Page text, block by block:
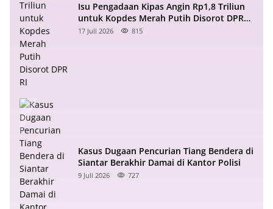
Isu Pengadaan Kipas Angin Rp1,8 Triliun
untuk Kopdes Merah Putih Disorot DPR
RI
17 Juli 2026 815
Kasus Dugaan Pencurian Tiang Bendera di
Siantar Berakhir Damai di Kantor Polisi
9 Juli 2026 727